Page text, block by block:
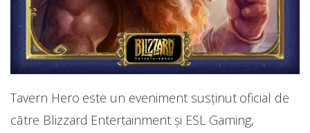
Tavern Hero este un eveniment susținut oficial de
către Blizzard Entertainment și ESL Gaming,